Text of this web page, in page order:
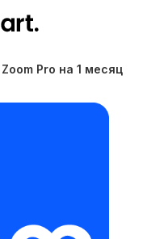
Pro на 1 месяц